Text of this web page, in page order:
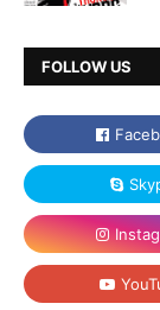
FOLLOW US